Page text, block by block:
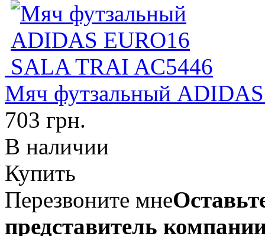
Мяч футзальный
703 грн.
В наличии
Купить
Перезвоните мне
представитель